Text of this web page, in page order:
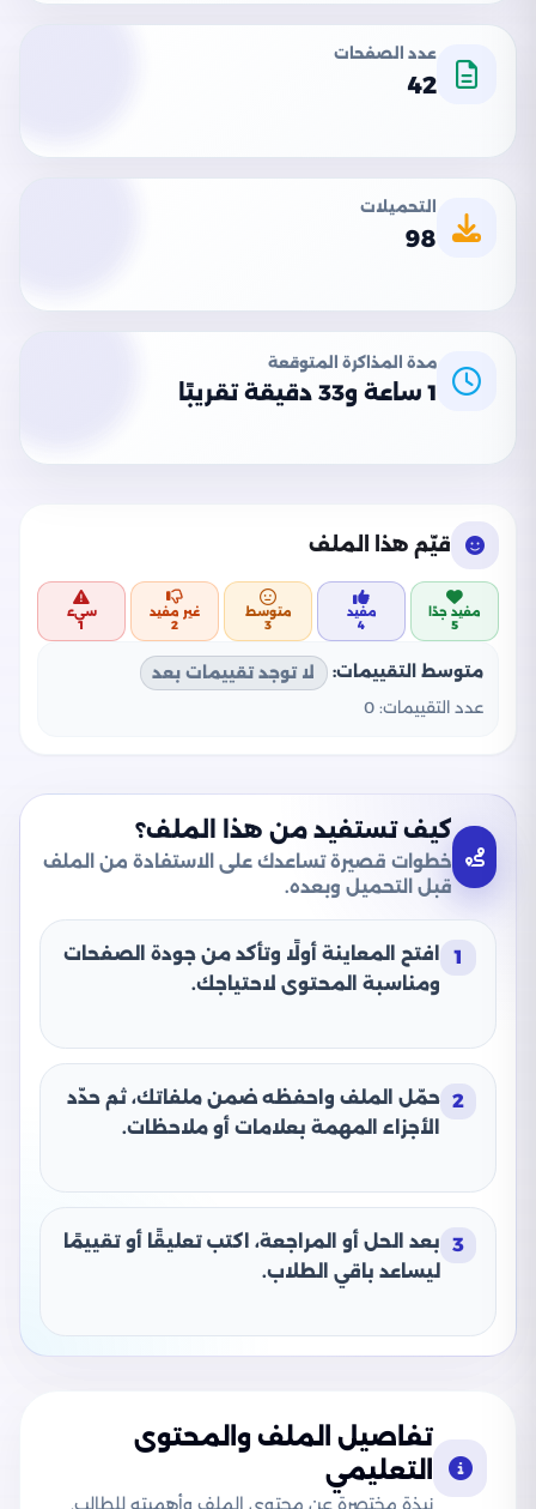
عدد الصفحات
42
التحميلات
98
مدة المذاكرة المتوقعة
1 ساعة و33 دقيقة تقريبًا
قيّم هذا الملف
مفيد جدًا
5
مفيد
4
متوسط
3
غير مفيد
2
سيء
1
متوسط التقييمات:
لا توجد تقييمات بعد
عدد التقييمات: 0
كيف تستفيد من هذا الملف؟
خطوات قصيرة تساعدك على الاستفادة من الملف
قبل التحميل وبعده.
1
افتح المعاينة أولًا وتأكد من جودة الصفحات
ومناسبة المحتوى لاحتياجك.
2 حمّل الملف واحفظه ضمن ملفاتك، ثم حدّد
الأجزاء المهمة بعلامات أو ملاحظات.
3
بعد الحل أو المراجعة، اكتب تعليقًا أو تقييمًا
ليساعد باقي الطلاب.
تفاصيل الملف والمحتوى
التعليمي
نبذة مختصرة عن محتوى الملف وأهميته للطالب.